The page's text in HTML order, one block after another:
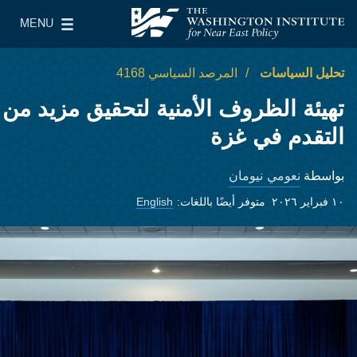
معهد واشنطن لسياسات الشرق الأدنى
MENU
Main Menu
تحليل السياسات المرصد السياسي 4168
تهيئة الظروف الأمنية لتحقيق مزيد من
التقدم في غزة
بواسطة نعومي نيومان
١٠ فبراير ٢٠٢٦ متوفر أيضًا باللغات: English